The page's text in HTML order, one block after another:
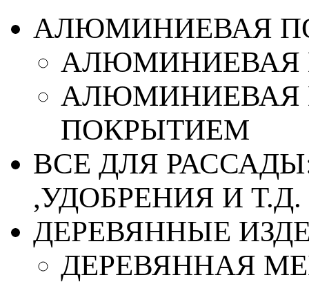
АЛЮМИНИЕВАЯ
АЛЮМИНИЕВАЯ
АЛЮМИНИЕВАЯ
ПОКРЫТИЕМ
ВСЕ ДЛЯ
,УДОБРЕНИЯ И Т.Д.
ДЕРЕВЯННЫЕ
ДЕРЕВЯННАЯ